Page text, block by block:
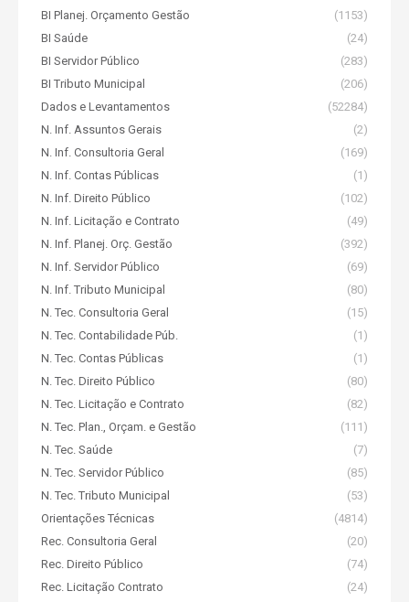
BI Planej. Orçamento Gestão
(1153)
BI Saúde
(24)
BI Servidor Público
(283)
BI Tributo Municipal
(206)
Dados e Levantamentos
(52284)
N. Inf. Assuntos Gerais
(2)
N. Inf. Consultoria Geral
(169)
N. Inf. Contas Públicas
(1)
N. Inf. Direito Público
(102)
N. Inf. Licitação e Contrato
(49)
N. Inf. Planej. Orç. Gestão
(392)
N. Inf. Servidor Público
(69)
N. Inf. Tributo Municipal
(80)
N. Tec. Consultoria Geral
(15)
N. Tec. Contabilidade Púb.
(1)
N. Tec. Contas Públicas
(1)
N. Tec. Direito Público
(80)
N. Tec. Licitação e Contrato
(82)
N. Tec. Plan., Orçam. e Gestão
(111)
N. Tec. Saúde
(7)
N. Tec. Servidor Público
(85)
N. Tec. Tributo Municipal
(53)
Orientações Técnicas
(4814)
Rec. Consultoria Geral
(20)
Rec. Direito Público
(74)
Rec. Licitação Contrato
(24)